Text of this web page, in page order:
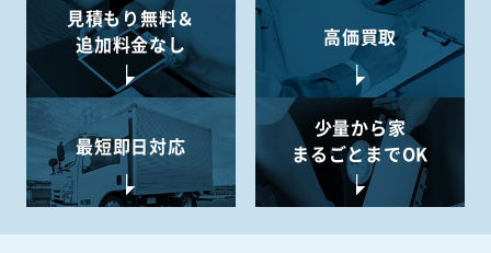
見積もり無料＆
追加料金なし
高価買取
最短即日対応
少量から家
まるごとまでOK